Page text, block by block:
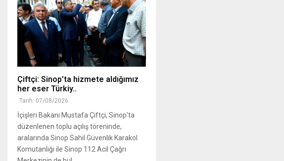
Çiftçi: Sinop’ta hizmete aldığımız
her eser Türkiy..
Tarih: 07/08/2026
İçişleri Bakanı Mustafa Çiftçi, Sinop'ta
düzenlenen toplu açılış töreninde,
aralarında Sinop Sahil Güvenlik Karakol
Komutanlığı ile Sinop 112 Acil Çağrı